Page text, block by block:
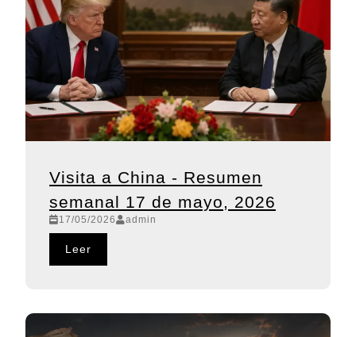
Visita a China - Resumen
semanal 17 de mayo, 2026
17/05/2026 admin
Leer